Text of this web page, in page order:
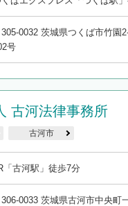
0032 茨城県つくば市竹園
号
古河法律事務所
古河市
「古河駅」徒歩7分
0033 茨城県古河市中央町